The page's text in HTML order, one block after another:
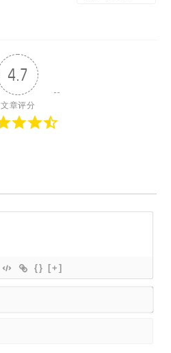
4.7
文章评分
{} [+]
名